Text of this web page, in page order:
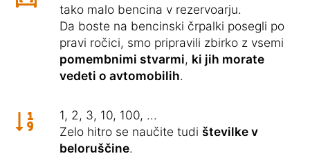
tako malo bencina v rezervoarju.
Da boste na bencinski črpalki posegli po
pravi ročici, smo pripravili zbirko z vsemi
pomembnimi stvarmi, ki jih morate
vedeti o avtomobilih.
1, 2, 3, 10, 100, ...
Zelo hitro se naučite tudi številke v
beloruščine.